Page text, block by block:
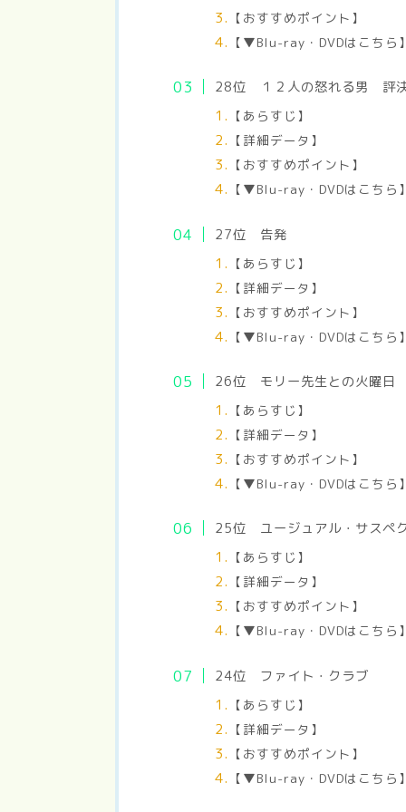
【おすすめポイント】
【▼Blu-ray・DVDはこちら】
28位 １２人の怒れる男 評
【あらすじ】
【詳細データ】
【おすすめポイント】
【▼Blu-ray・DVDはこちら】
27位 告発
【あらすじ】
【詳細データ】
【おすすめポイント】
【▼Blu-ray・DVDはこちら】
26位 モリー先生との火曜日
【あらすじ】
【詳細データ】
【おすすめポイント】
【▼Blu-ray・DVDはこちら】
25位 ユージュアル・サスペ
【あらすじ】
【詳細データ】
【おすすめポイント】
【▼Blu-ray・DVDはこちら】
24位 ファイト・クラブ
【あらすじ】
【詳細データ】
【おすすめポイント】
【▼Blu-ray・DVDはこちら】